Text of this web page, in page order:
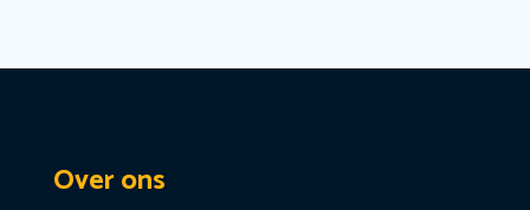
Over ons